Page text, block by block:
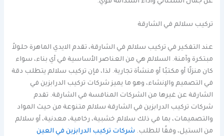
عن جمال استثنائي وأداء استدامة قوي.
تركيب سلالم في الشارقة
عند التفكير في تركيب سلالم في الشارقة، تقدم الايدي الماهرة حلولاً
مبتكرة وآمنة. السلالم هي من العناصر الأساسية في أي بناء، سواء
كان منزلًا أو مكتبًا أو منشأة تجارية. لذا، فإن تركيب سلالم يتطلب دقة
في التصميم والإنشاء، وهو ما يميز شركات تركيب الدرابزين في
الشارقة عن غيرها من الشركات المنافسة في الشارقة. تقدم
شركات تركيب الدرابزين في الشارقة سلالم متنوعة من حيث المواد
والتصميمات، بما في ذلك سلالم خشبية، رخامية، معدنية، أو سلالم
من الستيل، وفقًا للطلب. شركات تركيب الدرابزين في العين